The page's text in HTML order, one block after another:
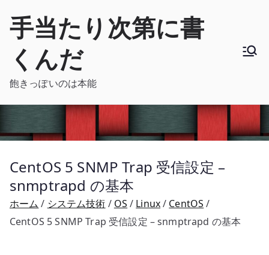
手当たり次第に書
くんだ
飽きっぽいのは本能
CentOS 5 SNMP Trap 受信設定 –
snmptrapd の基本
ホーム システム技術 OS Linux
CentOS
CentOS 5 SNMP Trap 受信設定 – snmptrapd の基本